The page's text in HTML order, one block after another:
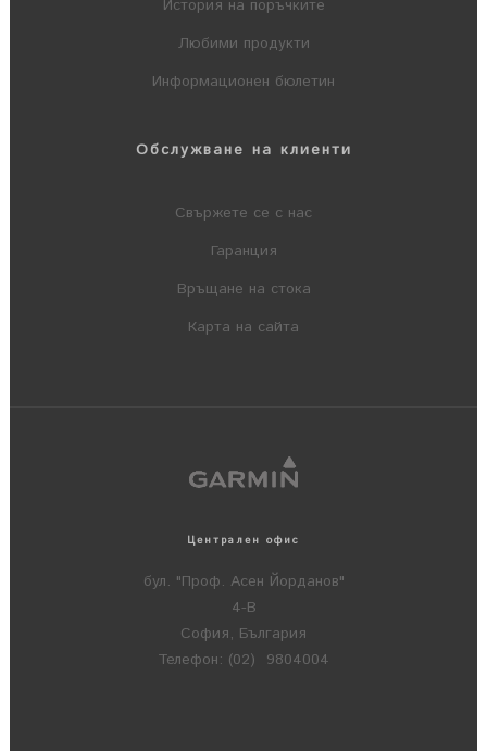
История на поръчките
Любими продукти
Информационен бюлетин
Обслужване на клиенти
Свържете се с нас
Гаранция
Връщане на стока
Карта на сайта
Централен офис
бул. "Проф. Асен Йорданов"
4-В
София, България
Телефон: (02) 9804004